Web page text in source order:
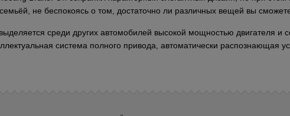
не беспокоясь о том, достаточно ли различных вещей вы сможете
среди других автомобилей высокой мощностью двигателя и
система полного привода, автоматически распознающая